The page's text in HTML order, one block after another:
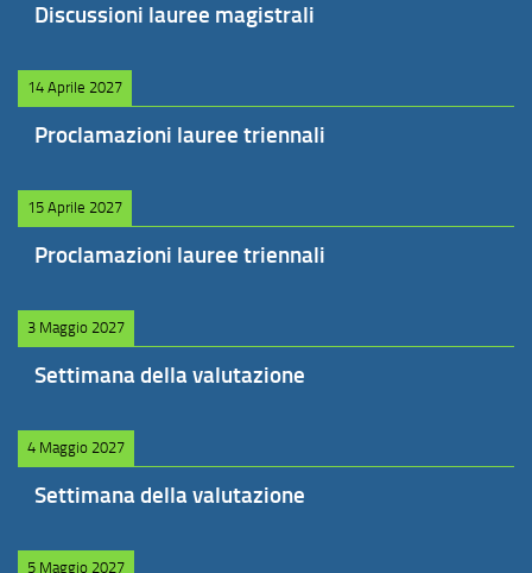
Discussioni lauree magistrali
14 Aprile 2027
Proclamazioni lauree triennali
15 Aprile 2027
Proclamazioni lauree triennali
3 Maggio 2027
Settimana della valutazione
4 Maggio 2027
Settimana della valutazione
5 Maggio 2027